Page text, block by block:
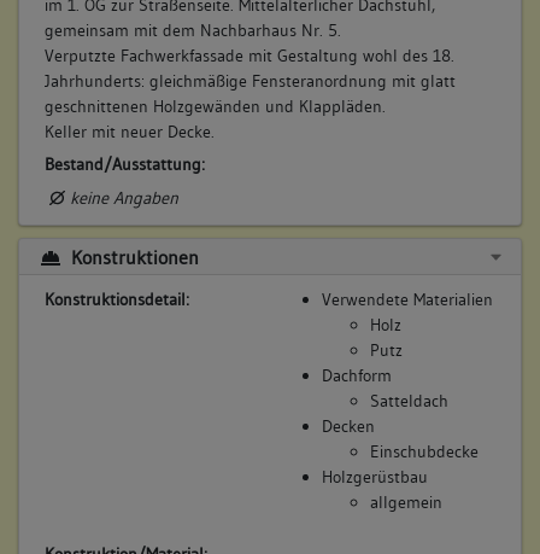
im 1. OG zur Straßenseite. Mittelalterlicher Dachstuhl,
gemeinsam mit dem Nachbarhaus Nr. 5.
Verputzte Fachwerkfassade mit Gestaltung wohl des 18.
Jahrhunderts: gleichmäßige Fensteranordnung mit glatt
geschnittenen Holzgewänden und Klappläden.
Keller mit neuer Decke.
Bestand/Ausstattung:
keine Angaben
Konstruktionen
Konstruktionsdetail:
Verwendete Materialien
Holz
Putz
Dachform
Satteldach
Decken
Einschubdecke
Holzgerüstbau
allgemein